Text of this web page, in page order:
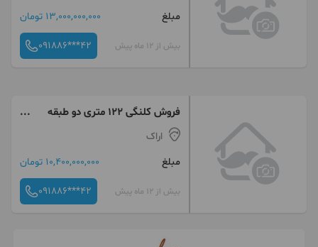
مبلغ
13,000,000,000 تومان
بیش از 12 ماه پیش 091886***42
فروش کلنگی ۱۲۲ متری دو طبقه
خیابان ملک
اراک
مبلغ
10,400,000,000 تومان
بیش از 12 ماه پیش 091886***42